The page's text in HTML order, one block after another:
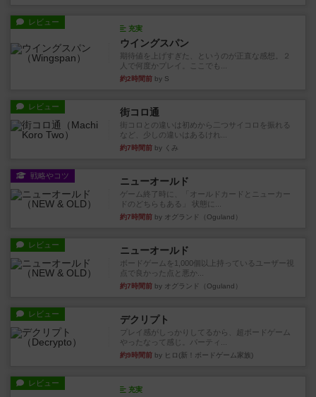
レビュー
充実
ウイングスパン
期待値を上げすぎた、というのが正直な感想。２
人で何度かプレイ。ここでも...
約2時間前 by S
レビュー 街コロ通
街コロとの違いは初めから二つサイコロを振れる
など、少しの違いはあるけれ...
約7時間前 by くみ
戦略やコツ ニューオールド
ゲーム終了時に、「オールドカードとニューカー
ドのどちらもある」 状態に...
約7時間前 by オグランド（Oguland）
レビュー ニューオールド
ボードゲームを1,000個以上持っているユーザー視
点で良かった点と悪か...
約7時間前 by オグランド（Oguland）
レビュー デクリプト
プレイ感がしっかりしてるから、超ボードゲーム
やったなって感じ。パーティ...
約9時間前 by ヒロ(新！ボードゲーム家族)
レビュー
充実